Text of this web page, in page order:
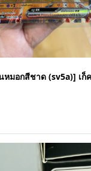
หมอกสีชาด (sv5a)] เก็